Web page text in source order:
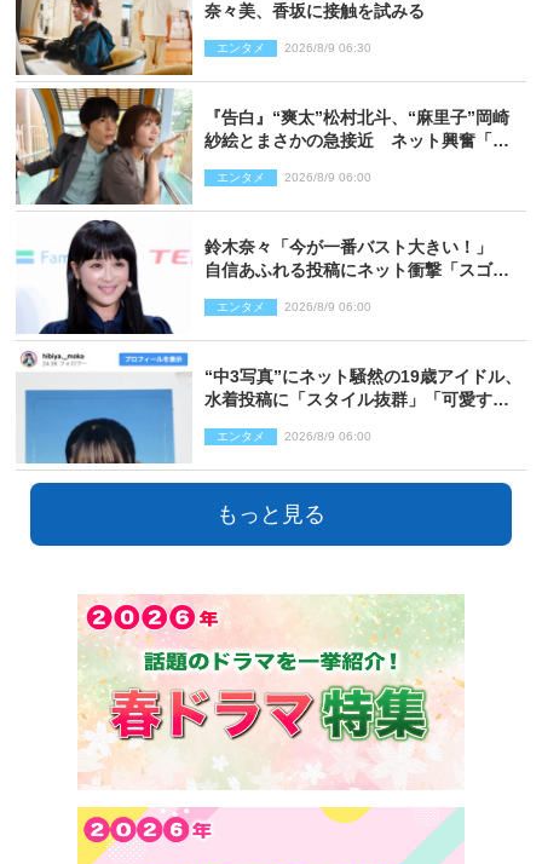
奈々美、香坂に接触を試みる
エンタメ 2026/8/9 06:30
『告白』“爽太”松村北斗、“麻里子”岡崎
紗絵とまさかの急接近 ネット興奮「そ
り）
エンタメ 2026/8/9 06:00
鈴木奈々「今が一番バスト大きい！」
自信あふれる投稿にネット衝撃「スゴ
エンタメ 2026/8/9 06:00
“中3写真”にネット騒然の19歳アイドル、
水着投稿に「スタイル抜群」「可愛すぎ
エンタメ 2026/8/9 06:00
もっと見る